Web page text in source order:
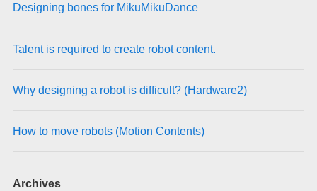
Designing bones for MikuMikuDance
Talent is required to create robot content.
Why designing a robot is difficult? (Hardware2)
How to move robots (Motion Contents)
Archives